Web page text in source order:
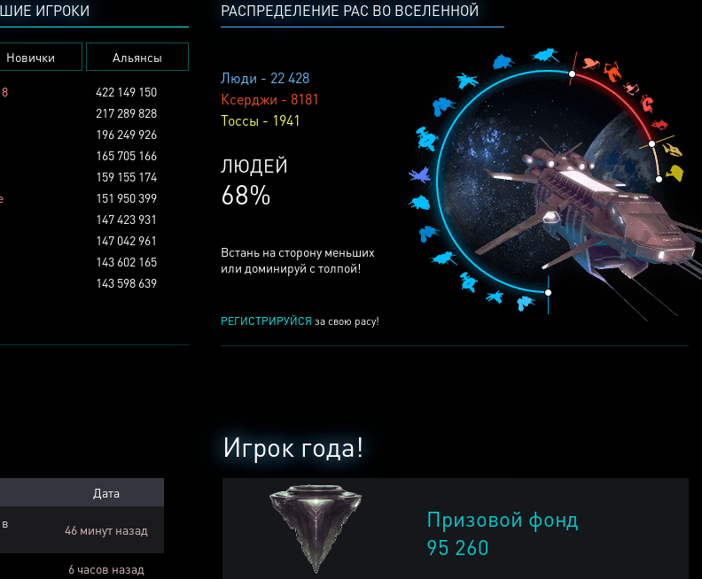
РАСПРЕДЕЛЕНИЕ РАС ВО ВСЕЛЕННОЙ
Люди - 22 428
Ксерджи - 8181
Тоссы - 1941
КСЕРДЖЕЙ
25%
Встань на сторону меньших
или доминируй с толпой!
РЕГИСТРИРУЙСЯ за свою расу!
ИГРОКИ
Новички Альянсы
422 149 150
217 289 828
196 249 926
165 705 166
159 155 174
151 950 399
147 423 931
147 042 961
143 602 165
143 598 639
Игрок года!
Призовой фонд
95 260
Дата
в
46 минут назад
6 часов назад